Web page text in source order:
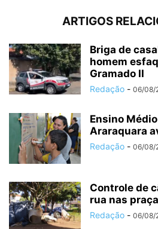
ARTIGOS
Briga de
homem
Gramado II
Redação - 06/08/
Ensino
Araraquara
Redação - 06/08/
Controle de
rua nas
Redação - 06/08/